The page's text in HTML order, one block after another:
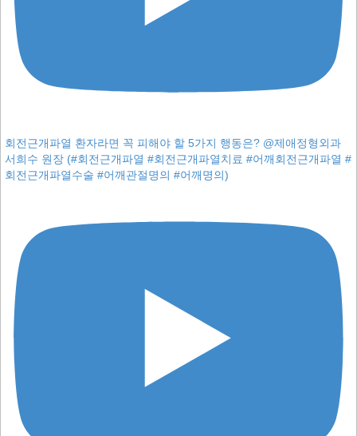
회전근개파열 환자라면 꼭 피해야 할 5가지 행동은? @제애정형외과
서희수 원장 (#회전근개파열 #회전근개파열치료 #어깨회전근개파열 #
회전근개파열수술 #어깨관절명의 #어깨명의)